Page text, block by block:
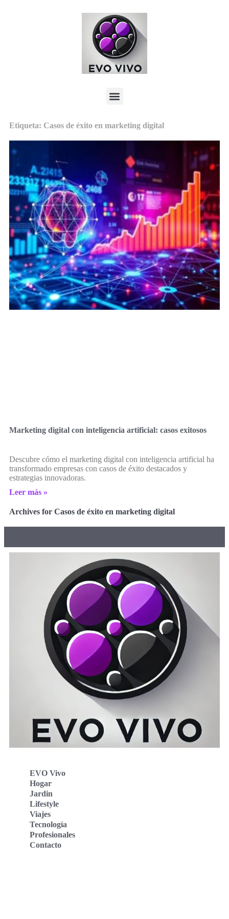
Etiqueta: Casos de éxito en marketing digital
Marketing digital con inteligencia artificial: casos exitosos
Descubre cómo el marketing digital con inteligencia artificial ha
transformado empresas con casos de éxito destacados y
estrategias innovadoras.
Leer más »
Archives for Casos de éxito en marketing digital
EVO Vivo
Hogar
Jardin
Lifestyle
Viajes
Tecnología
Profesionales
Contacto